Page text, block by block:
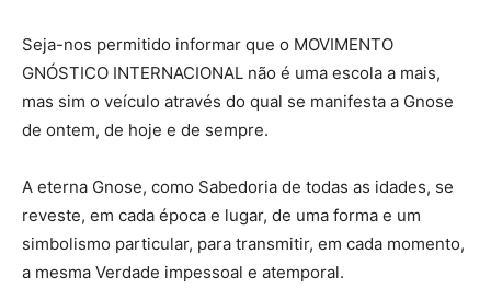
Seja-nos permitido informar que o MOVIMENTO
GNÓSTICO INTERNACIONAL não é uma escola a mais,
mas sim o veículo através do qual se manifesta a Gnose
de ontem, de hoje e de sempre.
A eterna Gnose, como Sabedoria de todas as idades, se
reveste, em cada época e lugar, de uma forma e um
simbolismo particular, para transmitir, em cada momento,
a mesma Verdade impessoal e atemporal.